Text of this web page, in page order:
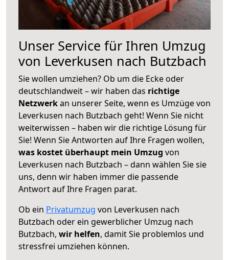
Unser Service für Ihren Umzug
von Leverkusen nach Butzbach
Sie wollen umziehen? Ob um die Ecke oder
deutschlandweit – wir haben das richtige
Netzwerkan unserer Seite, wenn es Umzüge von
Leverkusen nach Butzbach geht! Wenn Sie nicht
weiterwissen – haben wir die richtige Lösung für
Sie! Wenn Sie Antworten auf Ihre Fragen wollen,
was kostet überhaupt mein Umzug von
Leverkusen nach Butzbach – dann wählen Sie sie
uns, denn wir haben immer die passende
Antwort auf Ihre Fragen parat.
Ob ein Privatumzug von Leverkusen nach
Butzbach oder ein gewerblicher Umzug nach
Butzbach, wir helfen, damit Sie problemlos und
stressfrei umziehen können.